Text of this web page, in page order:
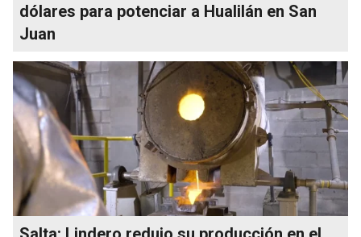
dólares para potenciar a Hualilán en San
Juan